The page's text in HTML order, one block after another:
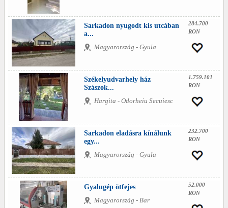
Sarkadon nyugodt kis utcában
a...
Magyarország - Gyula
284.700
RON
Székelyudvarhely ház
Szászok...
Hargita - Odorheiu Secuiesc
1.759.101
RON
Sarkadon eladásra kínálunk
egy...
Magyarország - Gyula
232.700
RON
Gyalugép ötfejes
Magyarország - Bar
52.000
RON